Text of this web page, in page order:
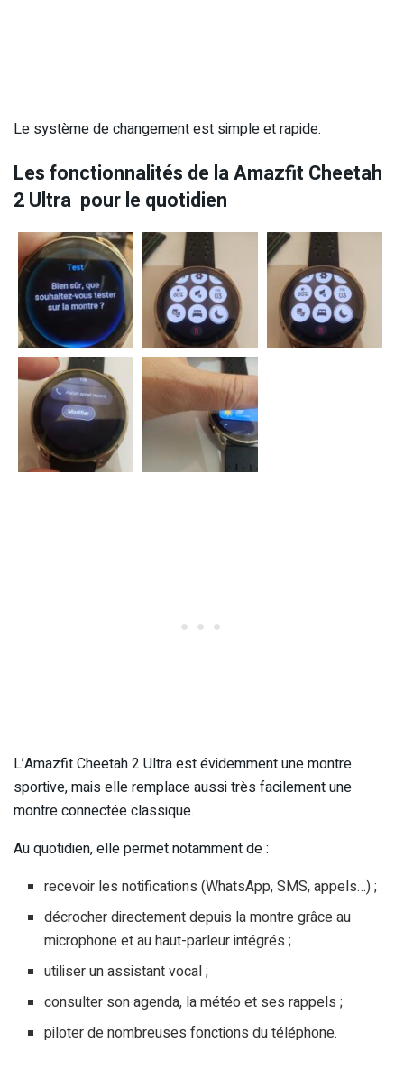
Le système de changement est simple et rapide.
Les fonctionnalités de la Amazfit Cheetah
2 Ultra pour le quotidien
L’Amazfit Cheetah 2 Ultra est évidemment une montre
sportive, mais elle remplace aussi très facilement une
montre connectée classique.
Au quotidien, elle permet notamment de :
recevoir les notifications (WhatsApp, SMS, appels…) ;
décrocher directement depuis la montre grâce au
microphone et au haut-parleur intégrés ;
utiliser un assistant vocal ;
consulter son agenda, la météo et ses rappels ;
piloter de nombreuses fonctions du téléphone.